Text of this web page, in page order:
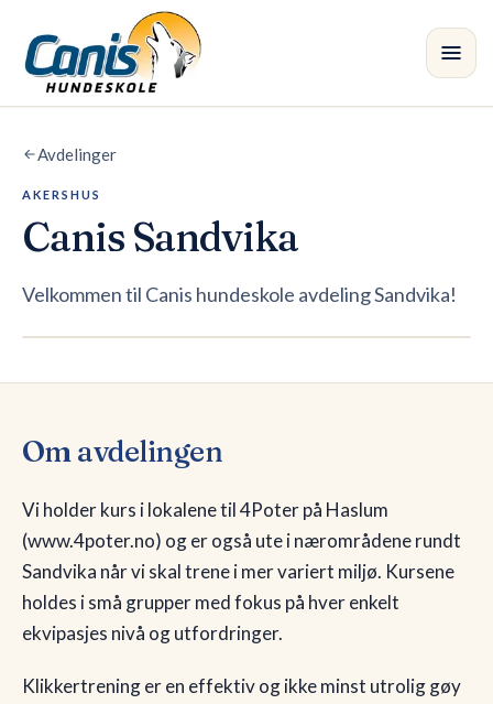
Skip to main content
Kurs
Avdelinger
Butikk
🇳🇴NO
Avdelinger
AKERSHUS
Canis Sandvika
Velkommen til Canis hundeskole avdeling Sandvika!
Om avdelingen
Vi holder kurs i lokalene til 4Poter på Haslum
(www.4poter.no) og er også ute i nærområdene rundt
Sandvika når vi skal trene i mer variert miljø. Kursene
holdes i små grupper med fokus på hver enkelt
ekvipasjes nivå og utfordringer.
Klikkertrening er en effektiv og ikke minst utrolig gøy